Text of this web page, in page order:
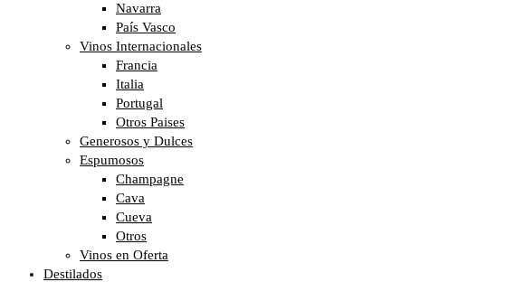
Navarra
País Vasco
Vinos Internacionales
Francia
Italia
Portugal
Otros Paises
Generosos y Dulces
Espumosos
Champagne
Cava
Cueva
Otros
Vinos en Oferta
Destilados